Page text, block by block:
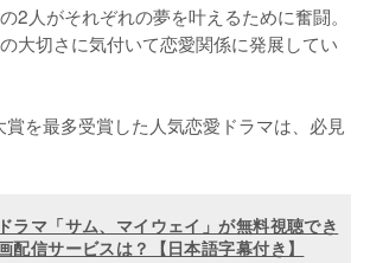
2人がそれぞれの夢を叶えるために奮闘。
大切さに気付いて恋愛関係に発展してい
を最多受賞した人気恋愛ドラマは、必見
ラマ「サム、マイウェイ」が無料視聴でき
配信サービスは？【日本語字幕付き】